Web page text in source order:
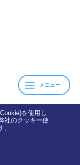
を使用し
社のクッキー使
メニュー